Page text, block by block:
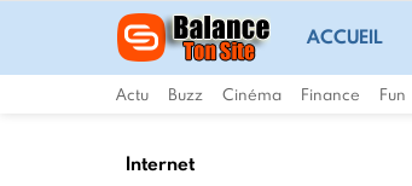
ACCUEIL
Actu Buzz Cinéma Finance Fun
Internet